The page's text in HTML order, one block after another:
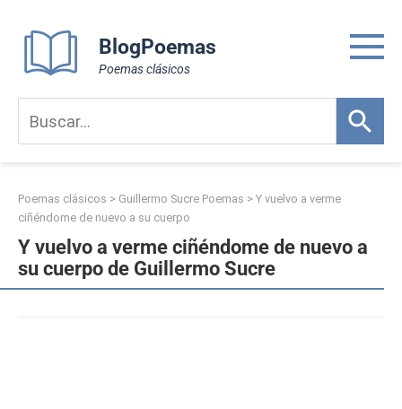
content
BlogPoemas
Poemas clásicos
Poemas clásicos > Guillermo Sucre Poemas > Y vuelvo a verme
ciñéndome de nuevo a su cuerpo
Y vuelvo a verme ciñéndome de nuevo a
su cuerpo de Guillermo Sucre